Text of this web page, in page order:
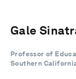
Gale
Professor of
Southern